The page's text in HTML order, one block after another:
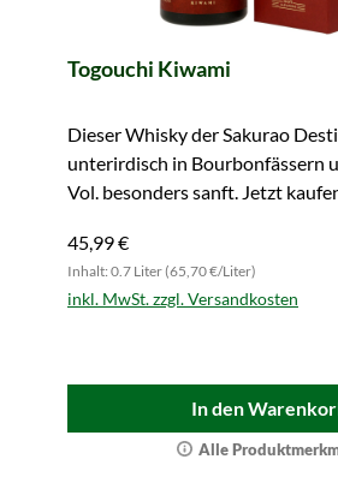
Togouchi Kiwami
Dieser Whisky der Sakurao
unterirdisch in Bourbonfässern
Vol. besonders sanft. Jetzt
45,99 €
Inhalt: 0.7 Liter (65,70 €/Liter)
inkl. MwSt. zzgl. Versandkosten
In den
Alle